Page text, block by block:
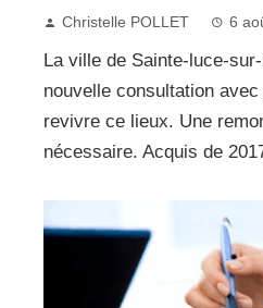
Christelle POLLET 6
La ville de Sainte-luce-
nouvelle consultation
revivre ce lieux. Une
nécessaire. Acquis de